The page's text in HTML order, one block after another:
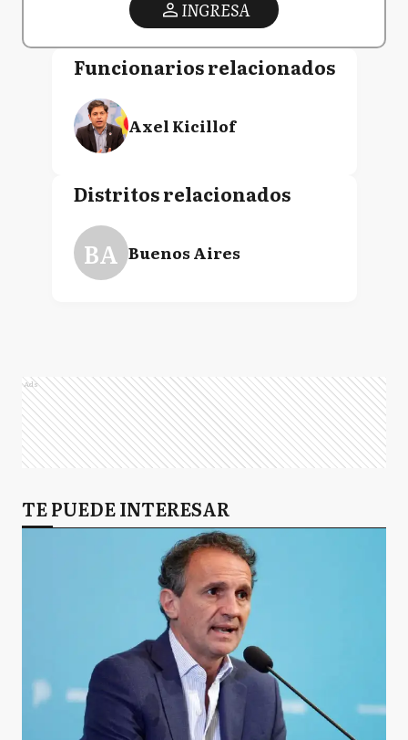
INGRESA
Funcionarios relacionados
Axel Kicillof
Distritos relacionados
BA Buenos Aires
Ads
TE PUEDE INTERESAR